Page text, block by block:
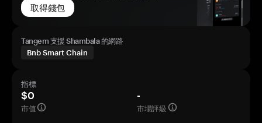
取得錢包
Tangem 支援 Shambala 的網路
Bnb Smart Chain
指標
$0
市值
-
市場評級